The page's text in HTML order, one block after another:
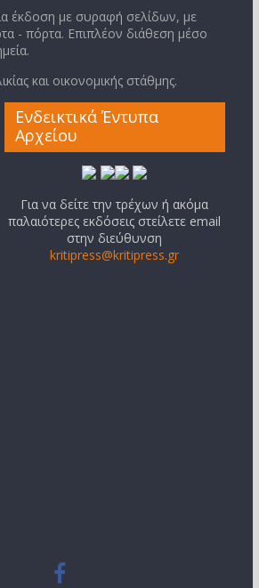
έκδοση με συραφή σελίδων, με
- πόρτα. Επιπλέον διάθεση μέσο
και οικονομικής στάθμης.
Ενδεικτικά Έντυπα
Αρχείου
Για να δείτε την τρέχων ή ακόμα
παλαιότερες εκδόσεις στείλετε email
στην διεύθυνση
kritipress@kritipress.gr